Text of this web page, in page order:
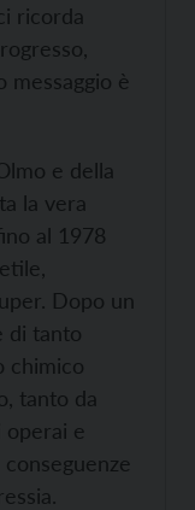
ricorda
messaggio è
e della
la vera
al 1978
Dopo un
di tanto
chimico
tanto da
e